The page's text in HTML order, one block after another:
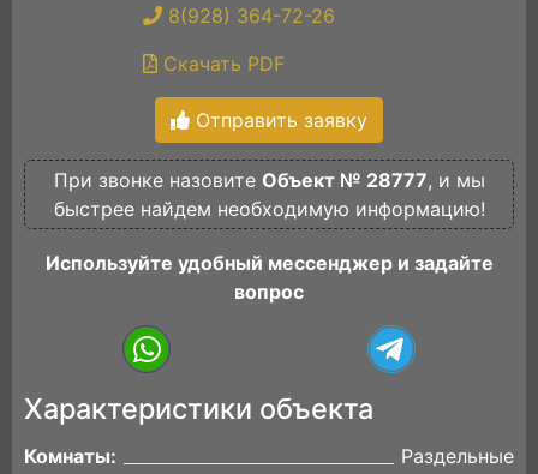
8(928) 364-72-26
Скачать PDF
Отправить заявку
При звонке назовите Объект № 28777, и мы
быстрее найдем необходимую информацию!
Используйте удобный мессенджер и задайте
вопрос
Характеристики объекта
Комнаты:
Раздельные